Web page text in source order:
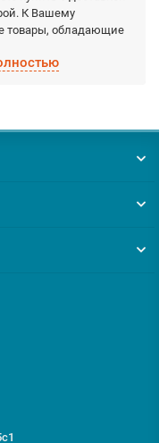
К Вашему
товары, обладающие
Выберите
Агатти у нас, вы
Мы против